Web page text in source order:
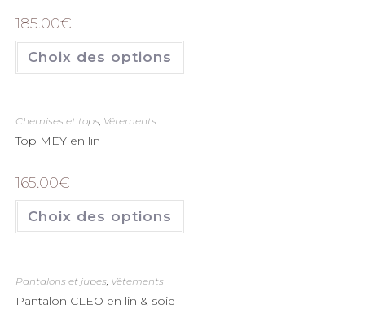
185.00€
Choix des options
Chemises et tops, Vêtements
Top MEY en lin
165.00€
Choix des options
Pantalons et jupes Vêtements
Pantalon CLEO en lin & soie